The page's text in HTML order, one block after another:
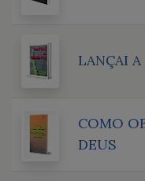
LANÇAI
COMO
DEUS